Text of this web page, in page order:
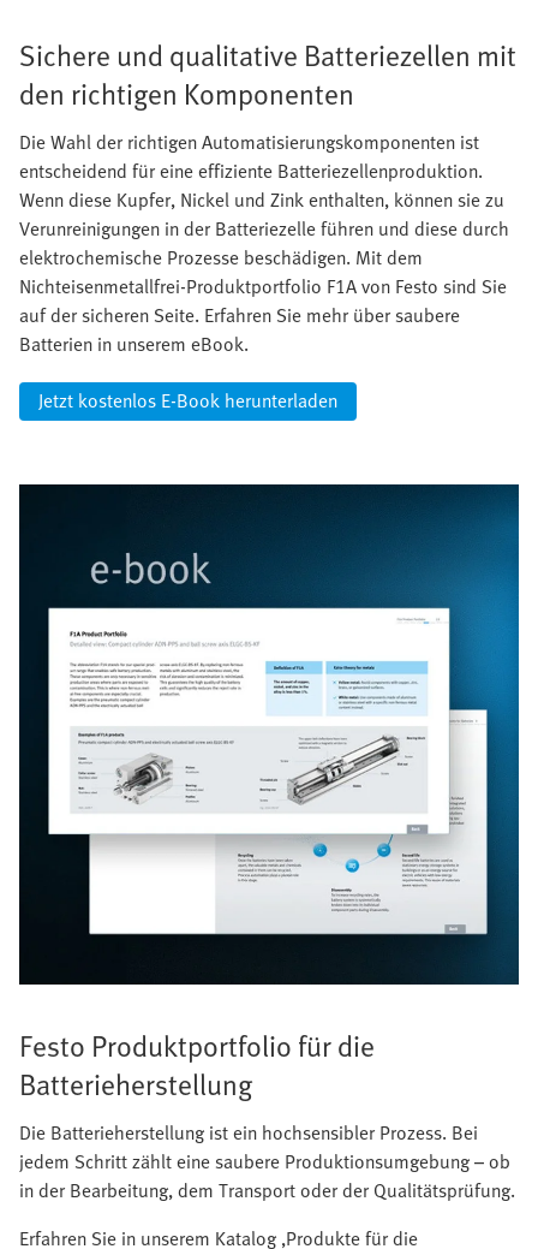
Sichere und qualitative Batteriezellen mit
den richtigen Komponenten
Die Wahl der richtigen Automatisierungskomponenten ist
entscheidend für eine effiziente Batteriezellenproduktion.
Wenn diese Kupfer, Nickel und Zink enthalten, können sie zu
Verunreinigungen in der Batteriezelle führen und diese durch
elektrochemische Prozesse beschädigen. Mit dem
Nichteisenmetallfrei-Produktportfolio F1A von Festo sind Sie
auf der sicheren Seite. Erfahren Sie mehr über saubere
Batterien in unserem eBook.
Jetzt kostenlos E-Book herunterladen
Festo Produktportfolio für die
Batterieherstellung
Die Batterieherstellung ist ein hochsensibler Prozess. Bei
jedem Schritt zählt eine saubere Produktionsumgebung – ob
in der Bearbeitung, dem Transport oder der Qualitätsprüfung.
Erfahren Sie in unserem Katalog ‚Produkte für die